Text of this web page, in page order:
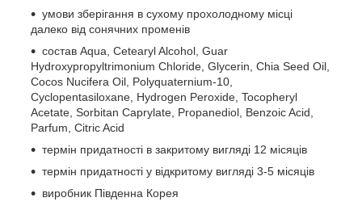
умови зберігання в сухому прохолодному місці
далеко від сонячних променів
состав Aqua, Cetearyl Alcohol, Guar
Hydroxypropyltrimonium Chloride, Glycerin, Chia Seed Oil,
Cocos Nucifera Oil, Polyquaternium-10,
Cyclopentasiloxane, Hydrogen Peroxide, Tocopheryl
Acetate, Sorbitan Caprylate, Propanediol, Benzoic Acid,
Parfum, Citric Acid
термін придатності в закритому вигляді 12 місяців
термін придатності у відкритому вигляді 3-5 місяців
виробник Південна Корея